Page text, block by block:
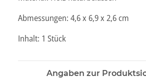
Abmessungen: 4,6 x 6,9 x 2,6 cm
Inhalt: 1 Stück
Angaben zur